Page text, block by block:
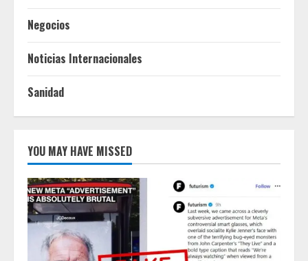
Negocios
Noticias Internacionales
Sanidad
YOU MAY HAVE MISSED